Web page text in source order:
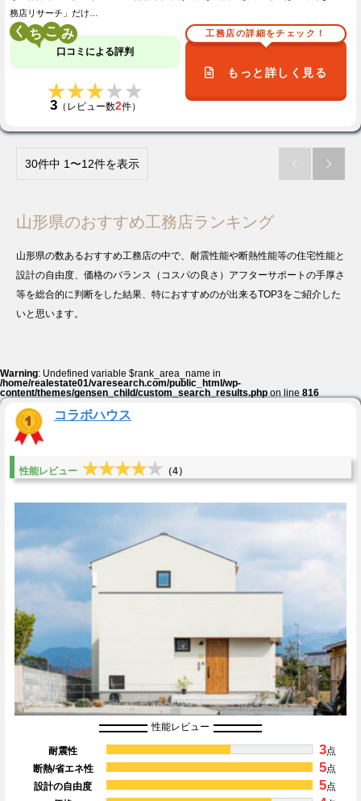
務店リサーチ」だけ…
く こ
口コミによる評判
★★★★★
★★★★★
3（レビュー数2件）
工務店の詳細をチェック！
もっと詳しく見る
30件中 1〜12件を表示  
山形県のおすすめ工務店ランキング
山形県の数あるおすすめ工務店の中で、耐震性能や断熱性能等の住宅性能と
設計の自由度、価格のバランス（コスパの良さ）アフターサポートの手厚さ
等を総合的に判断をした結果、特におすすめのが出来るTOP3をご紹介した
いと思います。
Warning: Undefined variable $rank_area_name in
/home/realestate01/varesearch.com/public_html/wp-
content/themes/gensen_child/custom_search_results.phpon line816
コラボハウス
性能レビュー ★★★★★
★★★★★ （4）
性能レビュー
耐震性 3点
断熱/省エネ性
5点
設計の自由度
5点